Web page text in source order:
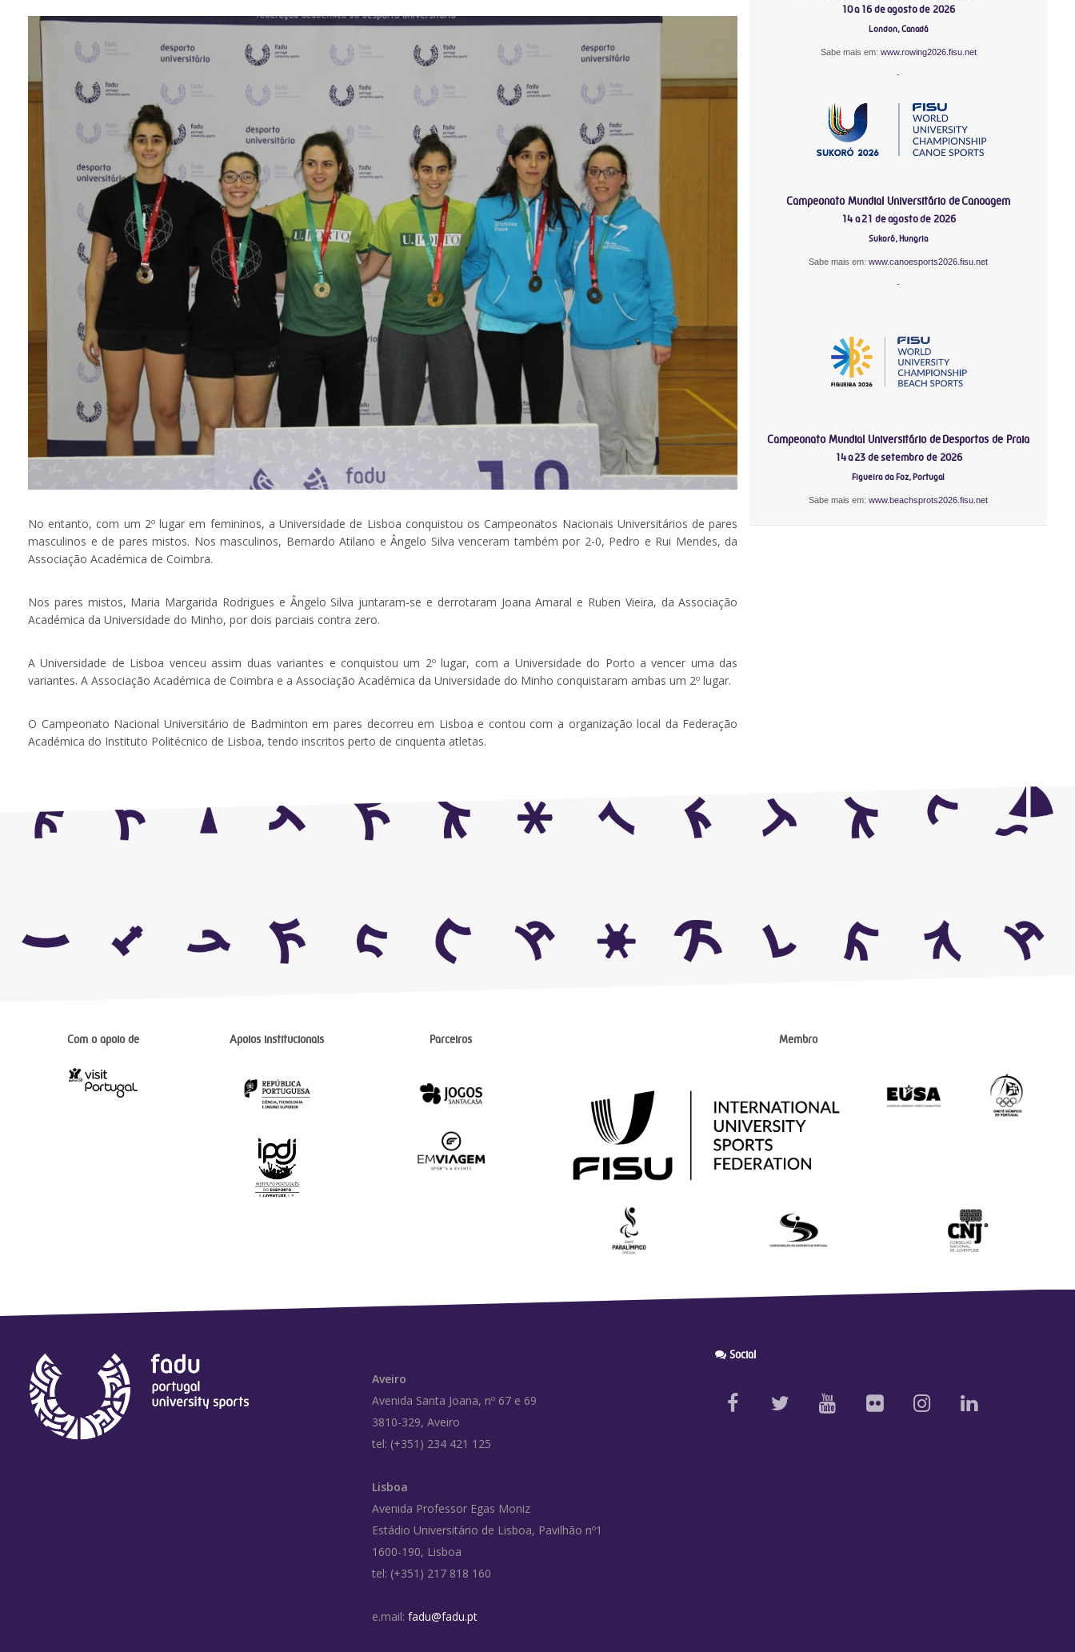
No entanto, com um 2º lugar em femininos, a Universidade de Lisboa conquistou os Campeonatos Nacionais Universitários de pares
masculinos e de pares mistos. Nos masculinos, Bernardo Atilano e Ângelo Silva venceram também por 2-0, Pedro e Rui Mendes, da
Associação Académica de Coimbra.
Nos pares mistos, Maria Margarida Rodrigues e Ângelo Silva juntaram-se e derrotaram Joana Amaral e Ruben Vieira, da Associação
Académica da Universidade do Minho, por dois parciais contra zero.
A Universidade de Lisboa venceu assim duas variantes e conquistou um 2º lugar, com a Universidade do Porto a vencer uma das
variantes. A Associação Académica de Coimbra e a Associação Académica da Universidade do Minho conquistaram ambas um 2º lugar.
O Campeonato Nacional Universitário de Badminton em pares decorreu em Lisboa e contou com a organização local da Federação
Académica do Instituto Politécnico de Lisboa, tendo inscritos perto de cinquenta atletas.
10 a 16 de agosto de 2026
London, Canadá
Sabe mais em: www.rowing2026.fisu.net
-
Campeonato Mundial Universitário de Canoagem
14 a 21 de agosto de 2026
Sukoró, Hungria
Sabe mais em:www.canoesports2026.fisu.net
-
Campeonato Mundial Universitário de Desportos de Praia
14 a 23 de setembro de 2026
Figueira da Foz, Portugal
Sabe mais em:www.beachsprots2026.fisu.net
Com o apoio de Apoios institucionais Parceiros Membro
Aveiro
Avenida Santa Joana, nº 67 e 69
3810-329, Aveiro
tel: (+351) 234 421 125
Lisboa
Avenida Professor Egas Moniz
Estádio Universitário de Lisboa, Pavilhão nº1
1600-190, Lisboa
tel: (+351) 217 818 160
e.mail: fadu@fadu.pt
Social